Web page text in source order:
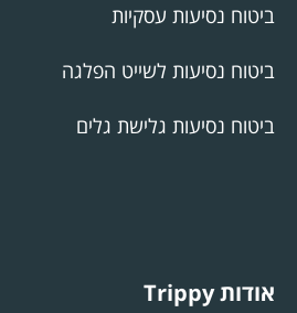
ביטוח נסיעות עסקיות
ביטוח נסיעות לשייט הפלגה
ביטוח נסיעות גלישת גלים
אודות Trippy